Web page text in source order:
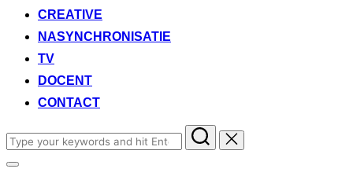
CREATIVE
NASYNCHRONISATIE
TV
DOCENT
CONTACT
Search
for:
Toggle